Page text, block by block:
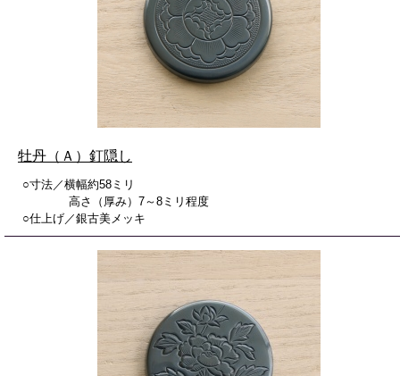
牡丹（Ａ）釘隠し
○寸法／横幅約58ミリ
高さ（厚み）7～8ミリ程度
○仕上げ／銀古美メッキ